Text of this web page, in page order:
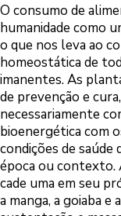
O consumo de
humanidade como
o que nos leva ao
homeostática de
imanentes. As
de prevenção e
necessariamente
bioenergética com
condições de
época ou contexto.
cade uma em seu
a manga, a goiaba e